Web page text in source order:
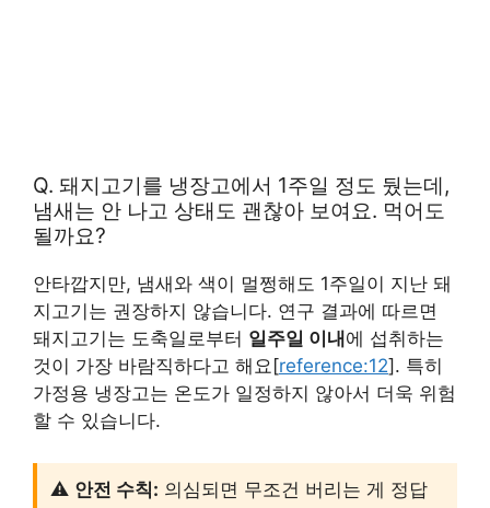
Q. 돼지고기를 냉장고에서 1주일 정도 뒀는데,
냄새는 안 나고 상태도 괜찮아 보여요. 먹어도
될까요?
안타깝지만, 냄새와 색이 멀쩡해도 1주일이 지난 돼
지고기는 권장하지 않습니다. 연구 결과에 따르면
돼지고기는 도축일로부터 일주일 이내 에 섭취하는
것이 가장 바람직하다고 해요[reference:12]. 특히
가정용 냉장고는 온도가 일정하지 않아서 더욱 위험
할 수 있습니다.
⚠️ 안전 수칙: 의심되면 무조건 버리는 게 정답